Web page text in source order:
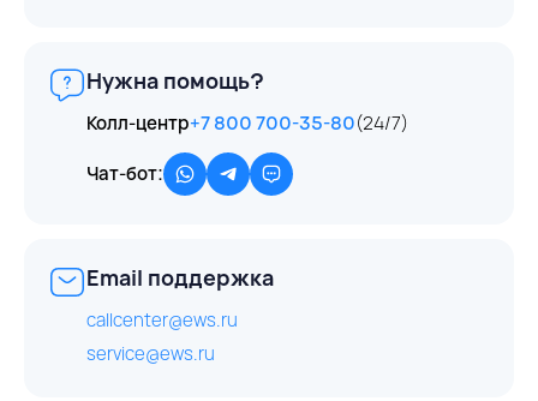
Нужна помощь?
Колл-центр+7 800 700-35-80(24/7)
Чат-бот:
Email поддержка
callcenter@ews.ru
service@ews.ru